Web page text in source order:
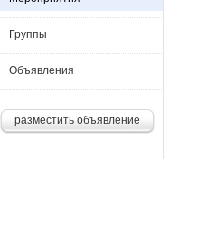
Группы
Объявления
разместить объявление